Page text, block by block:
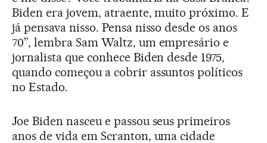
Biden era jovem, atraente, muito próximo. E
já pensava nisso. Pensa nisso desde os anos
70”, lembra Sam Waltz, um empresário e
jornalista que conhece Biden desde 1975,
quando começou a cobrir assuntos políticos
no Estado.
Joe Biden nasceu e passou seus primeiros
anos de vida em Scranton, uma cidade